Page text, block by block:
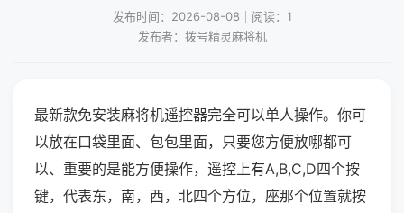
发布时间：2026-08-08｜阅读：1
发布者：拨号精灵麻将机
最新款免安装麻将机遥控器完全可以单人操作。你可
以放在口袋里面、包包里面，只要您方便放哪都可
以、重要的是能方便操作，遥控上有A,B,C,D四个按
键，代表东，南，西，北四个方位，座那个位置就按